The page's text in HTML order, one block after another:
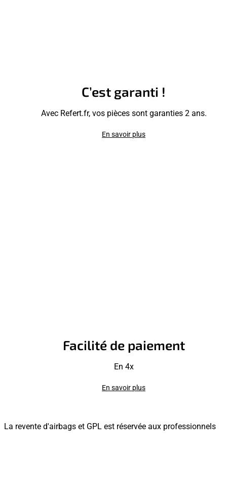
C’est garanti !
Avec Refert.fr, vos pièces sont garanties 2 ans.
En savoir plus
Facilité de paiement
En 4x
En savoir plus
La revente d'airbags et GPL est réservée aux professionnels